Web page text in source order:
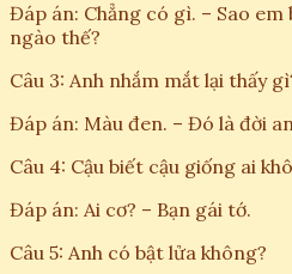
Đáp án: Chẳng có gì. – Sao
ngào thế?
Câu 3: Anh nhắm mắt lại thấy
Đáp án: Màu đen. – Đó là đời
Câu 4: Cậu biết cậu giống ai
Đáp án: Ai cơ? – Bạn gái tớ.
Câu 5: Anh có bật lửa không?